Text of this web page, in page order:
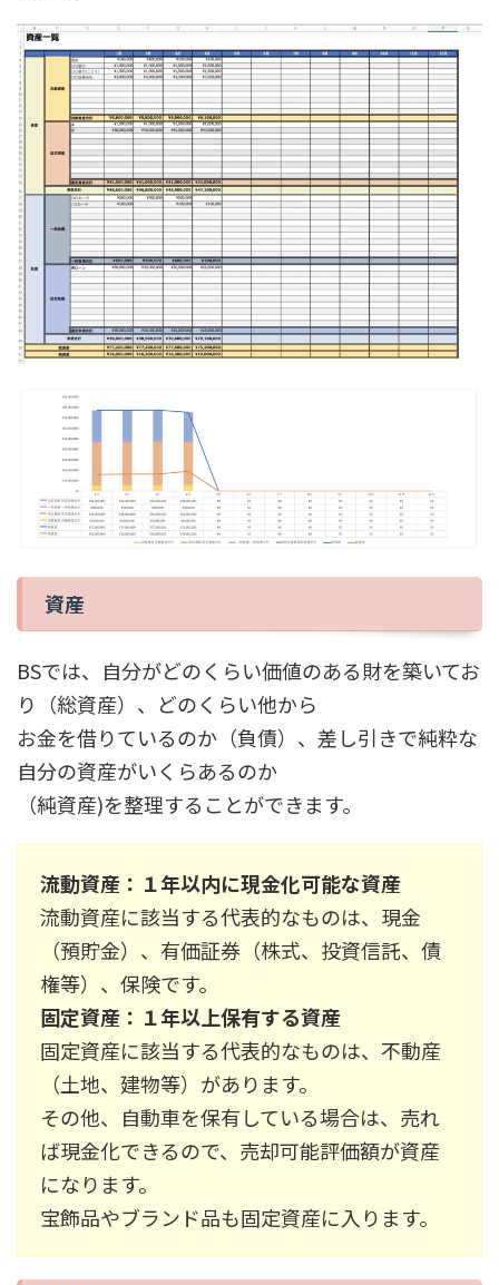
資産
BSでは、自分がどのくらい価値のある財を築いてお
り（総資産）、どのくらい他から
お金を借りているのか（負債）、差し引きで純粋な
自分の資産がいくらあるのか
（純資産)を整理することができます。
流動資産 ：１年以内に現金化可能な資産
流動資産に該当する代表的なものは、現金
（預貯金）、有価証券（株式、投資信託、債
権等）、保険です。
固定資産 ：１年以上保有する資産
固定資産に該当する代表的なものは、不動産
（土地、建物等）があります。
その他、自動車を保有している場合は、売れ
ば現金化できるので、売却可能評価額が資産
になります。
宝飾品やブランド品も固定資産に入ります。